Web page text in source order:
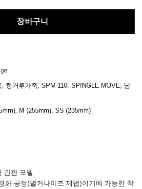
장바구니
캥거루가죽 SPM-110 SPINGLE MOVE
남
M (255mm) SS (235mm)
간판 모델
화 공정(벌커나이즈 제법)이기에 가능한 착